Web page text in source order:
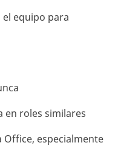
equipo para
en roles similares
especialmente